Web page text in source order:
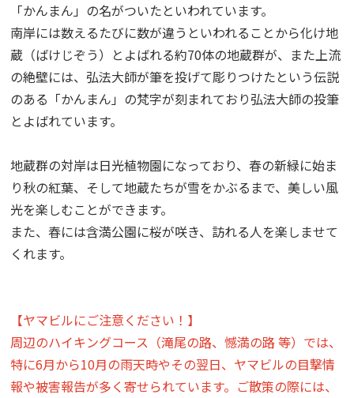
「かんまん」の名がついたといわれています。
南岸には数えるたびに数が違うといわれることから化け地
蔵（ばけじぞう）とよばれる約70体の地蔵群が、また上流
の絶壁には、弘法大師が筆を投げて彫りつけたという伝説
のある「かんまん」の梵字が刻まれており弘法大師の投筆
とよばれています。
地蔵群の対岸は日光植物園になっており、春の新緑に始ま
り秋の紅葉、そして地蔵たちが雪をかぶるまで、美しい風
光を楽しむことができます。
また、春には含満公園に桜が咲き、訪れる人を楽しませて
くれます。
【ヤマビルにご注意ください！】
周辺のハイキングコース（滝尾の路、憾満の路 等）では、
特に6月から10月の雨天時やその翌日、ヤマビルの目撃情
報や被害報告が多く寄せられています。ご散策の際には、